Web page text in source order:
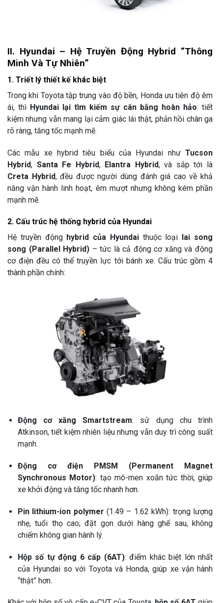
II. Hyundai – Hệ Truyền Động Hybrid “Thông
Minh Và Tự Nhiên”
1. Triết lý thiết kế khác biệt
Trong khi Toyota tập trung vào độ bền, Honda ưu tiên độ êm
ái, thì Hyundai lại tìm kiếm sự cân bằng hoàn hảo: tiết
kiệm nhưng vẫn mang lại cảm giác lái thật, phản hồi chân ga
rõ ràng, tăng tốc mạnh mẽ.
Các mẫu xe hybrid tiêu biểu của Hyundai như Tucson
Hybrid, Santa Fe Hybrid, Elantra Hybrid, và sắp tới là
Creta Hybrid, đều được người dùng đánh giá cao về khả
năng vận hành linh hoạt, êm mượt nhưng không kém phần
mạnh mẽ.
2. Cấu trúc hệ thống hybrid của Hyundai
Hệ truyền động hybrid của Hyundaithuộc loại
lai song
song (Parallel Hybrid) – tức là cả động cơ xăng và động
cơ điện đều có thể truyền lực tới bánh xe. Cấu trúc gồm 4
thành phần chính:
Động cơ xăng Smartstream: sử dụng chu trình
Atkinson, tiết kiệm nhiên liệu nhưng vẫn duy trì công suất
mạnh.
Động cơ điện PMSM (Permanent Magnet
Synchronous Motor): tạo mô-men xoắn tức thời, giúp
xe khởi động và tăng tốc nhanh hơn.
Pin lithium-ion polymer (1.49 – 1.62 kWh): trọng lượng
nhẹ, tuổi thọ cao, đặt gọn dưới hàng ghế sau, không
chiếm không gian hành lý.
Hộp số tự động 6 cấp (6AT): điểm khác biệt lớn nhất
của Hyundai so với Toyota và Honda, giúp xe vận hành
“thật” hơn.